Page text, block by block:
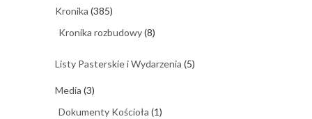
Kronika (385)
Kronika rozbudowy(8)
Listy Pasterskie i Wydarzenia (5)
Media (3)
Dokumenty Kościoła (1)